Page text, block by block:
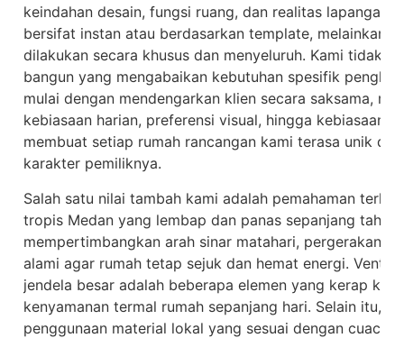
keindahan desain, fungsi ruang, dan realitas lapangan.
bersifat instan atau berdasarkan template, melainkan
dilakukan secara khusus dan menyeluruh. Kami tidak
bangun yang mengabaikan kebutuhan spesifik
mulai dengan mendengarkan klien secara saksama,
kebiasaan harian, preferensi visual, hingga kebiasaan
membuat setiap rumah rancangan kami terasa unik
karakter pemiliknya.
Salah satu nilai tambah kami adalah pemahaman
tropis Medan yang lembap dan panas sepanjang
mempertimbangkan arah sinar matahari, pergerakan
alami agar rumah tetap sejuk dan hemat energi.
jendela besar adalah beberapa elemen yang kerap
kenyamanan termal rumah sepanjang hari. Selain itu,
penggunaan material lokal yang sesuai dengan cuaca